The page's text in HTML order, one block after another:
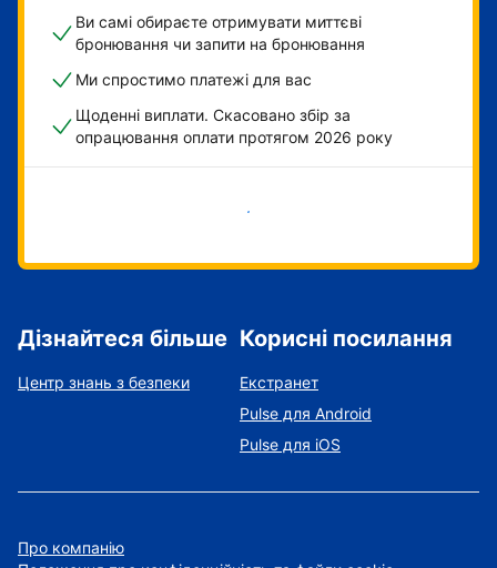
Ви самі обираєте отримувати миттєві
бронювання чи запити на бронювання
Ми спростимо платежі для вас
Щоденні виплати. Скасовано збір за
опрацювання оплати протягом 2026 року
Розпочати зараз
Дізнайтеся більше
Центр знань з безпеки
Корисні посилання
Екстранет
Pulse для Android
Pulse для iOS
Про компанію